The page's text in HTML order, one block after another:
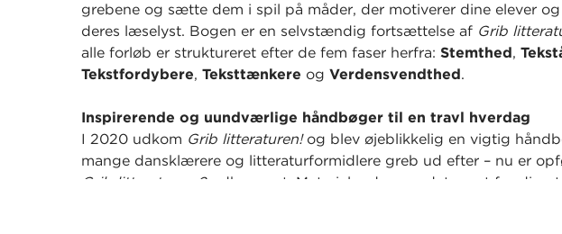
grebene og sætte dem i spil på måder, der motiverer dine elever
deres læselyst. Bogen er en selvstændig fortsættelse af Grib
alle forløb er struktureret efter de fem faser herfra:Stemthed,
Tekstfordybere,Teksttænkere ogVerdensvendthed.
Inspirerende og uundværlige håndbøger til en travl hverdag
I 2020 udkom Grib litteraturen!og blev øjeblikkelig en vigtig
mange dansklærere og litteraturformidlere greb ud efter – nu er
Grib litteraturen 2udkommet. Materialer der gør det nemt for dig at